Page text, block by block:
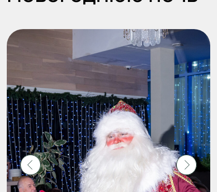
Рестораны Grace— идеальные залы
для свадеб, юбилеев и корпоративов.
Изысканная кухня, стильные
интерьеры и безупречный сервис в
живописных локациях
Корпоративы
Дни рождения
Свадьбы
Главная
Контакты
Навигация